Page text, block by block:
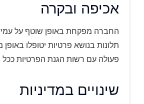
אכיפה ובקרה
החברה מפקחת באופן שוטף על
תלונות בנושא פרטיות יטופלו באופן
פעולה עם רשות הגנת הפרטיות ככל
שינויים במדיניות